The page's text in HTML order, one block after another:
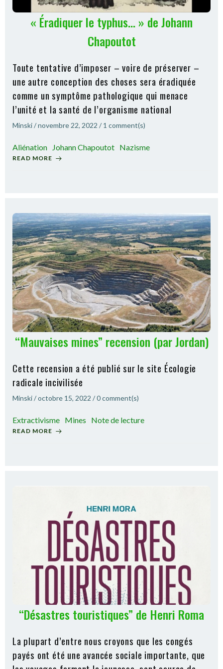
« Éradiquer le typhus… » de Johann
Chapoutot
Toute tentative d’imposer – voire de préserver –
une autre conception des choses sera éradiquée
comme un symptôme pathologique qui menace
l’unité et la santé de l’organisme national
Minski/novembre 22, 2022 / 1 comment(s)
Aliénation Johann Chapoutot Nazisme
READ MORE
“Mauvaises mines” recension (par Jordan)
Cette recension a été publié sur le site Écologie
radicale incivilisée
Minski/octobre 15, 2022 /0comment(s)
Extractivisme Mines Note de lecture
READ MORE
“Désastres touristiques” de Henri Roma
La plupart d’entre nous croyons que les congés
payés ont été une avancée sociale importante, que